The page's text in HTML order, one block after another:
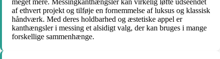
meget mere. Messingkanthængsler kan virkelig løfte udseendet
af ethvert projekt og tilføje en fornemmelse af luksus og klassisk
håndværk. Med deres holdbarhed og æstetiske appel er
kanthængsler i messing et alsidigt valg, der kan bruges i mange
forskellige sammenhænge.